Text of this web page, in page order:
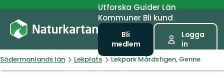
UtforskaGuiderLän
Kommuner Bli kund
Bli
medlem
Logga
in
Södermanlands län Lekplats Lekpark Mårdstigen, Genne